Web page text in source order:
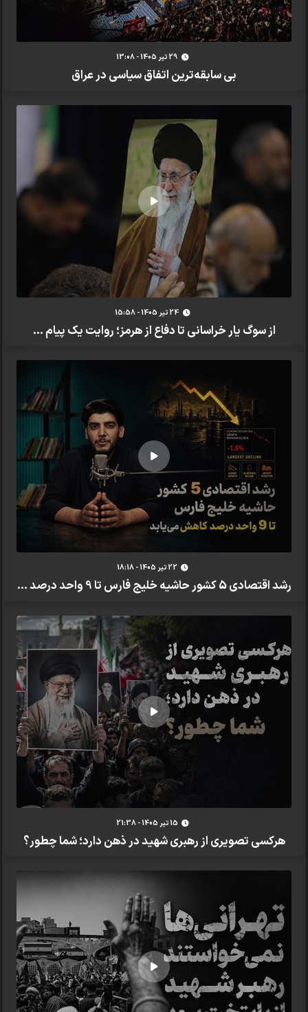
29 تير 1405 - 13:08
بی سابقه‌ترین اتفاق سیاسی در عراق
24 تير 1405 - 15:58
از سوگ یار خراسانی تا دفاع از هرمز؛ روایت یک پیام ...
22 تير 1405 - 18:18
رشد اقتصادی 5 کشور حاشیه خلیج فارس تا 9 واحد درصد ...
15 تير 1405 - 21:38
هرکسی تصویری از رهبری شهید در ذهن دارد؛ شما چطور؟